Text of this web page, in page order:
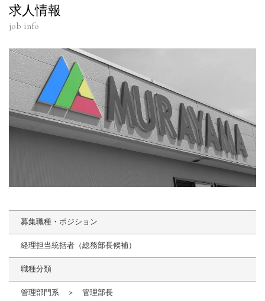
求人情報
job info
募集職種・ポジション
経理担当統括者（総務部長候補）
職種分類
管理部門系 ＞ 管理部長